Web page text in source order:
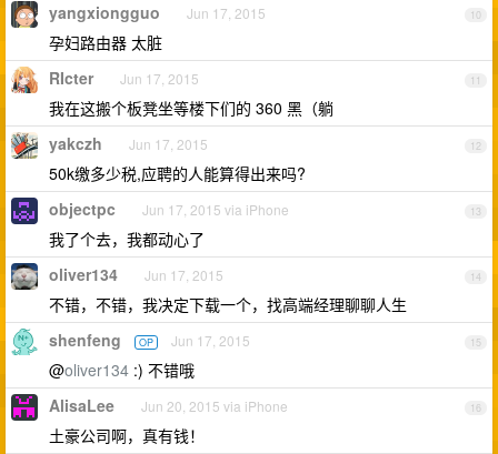
10
yangxiongguo Jun 17, 2015
孕妇路由器 太脏
11
RIcter Jun 17, 2015
我在这搬个板凳坐等楼下们的 360 黑（躺
12
yakczh Jun 17, 2015
50k缴多少税,应聘的人能算得出来吗?
13
objectpc Jun 17, 2015 via iPhone
我了个去，我都动心了
14
oliver134 Jun 17, 2015
不错，不错，我决定下载一个，找高端经理聊聊人生
15
shenfeng OP Jun 17, 2015
@oliver134 :) 不错哦
16
AlisaLee Jun 20, 2015 via iPhone
土豪公司啊，真有钱！